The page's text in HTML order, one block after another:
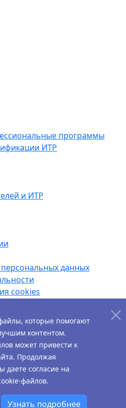
программы
ИТР
и ИТР
данных
cookies
которые помогают
контентом.
может привести к
Продолжая
даете согласие на
файлов.
Узнать подробнее